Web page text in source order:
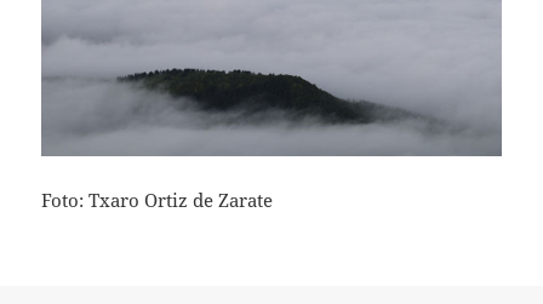
Foto: Txaro Ortiz de Zarate